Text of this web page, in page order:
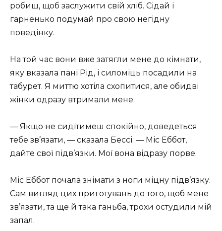
робиш, щоб заслужити свій хліб. Сідай і
гарненько подумай про свою негідну
поведінку.
На той час вони вже затягли мене до кімнати,
яку вказала пані Рід, і силоміць посадили на
табурет. Я миттю хотіла схопитися, але обидві
жінки одразу втримали мене.
— Якщо не сидітимеш спокійно, доведеться
тебе зв’язати, — сказала Бессі. — Міс Еббот,
дайте свої підв’язки. Мої вона відразу порве.
Міс Еббот почала знімати з ноги міцну підв’язку.
Сам вигляд цих приготувань до того, щоб мене
зв’язати, та ще й така ганьба, трохи остудили мій
запал.